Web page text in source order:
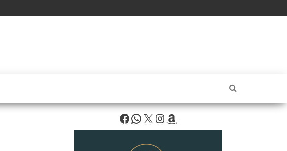
Facebook
WhatsApp
X Instagram
Amazon